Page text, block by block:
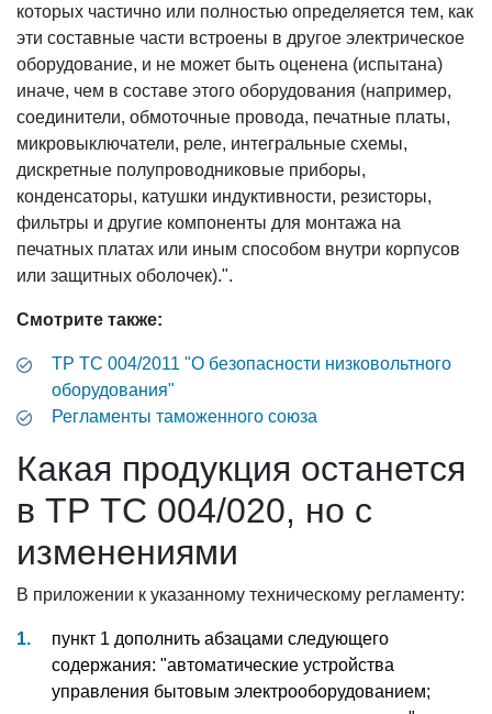
которых частично или полностью определяется тем, как
эти составные части встроены в другое электрическое
оборудование, и не может быть оценена (испытана)
иначе, чем в составе этого оборудования (например,
соединители, обмоточные провода, печатные платы,
микровыключатели, реле, интегральные схемы,
дискретные полупроводниковые приборы,
конденсаторы, катушки индуктивности, резисторы,
фильтры и другие компоненты для монтажа на
печатных платах или иным способом внутри корпусов
или защитных оболочек).".
Смотрите также:
ТР ТС 004/2011 "О безопасности низковольтного
оборудования"
Регламенты таможенного союза
Какая продукция останется
в ТР ТС 004/020, но с
изменениями
В приложении к указанному техническому регламенту:
пункт 1 дополнить абзацами следующего
содержания: "автоматические устройства
управления бытовым электрооборудованием;